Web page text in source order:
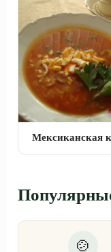
Мексиканская